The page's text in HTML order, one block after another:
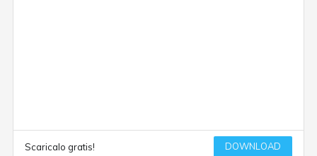
Scaricalo gratis! DOWNLOAD